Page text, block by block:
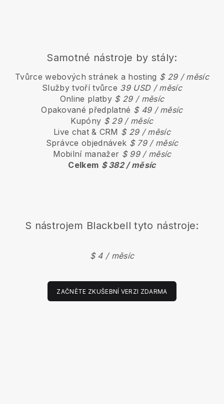
Samotné nástroje by stály:
Tvůrce webových stránek a hosting $ 29 / měsíc
Služby tvoří tvůrce 39 USD / měsíc
Online platby $ 29 / měsíc
Opakované předplatné $ 49 / měsíc
Kupóny $ 29 / měsíc
Live chat & CRM $ 29 / měsíc
Správce objednávek $ 79 / měsíc
Mobilní manažer $ 99 / měsíc
Celkem $ 382 / měsíc
S nástrojem Blackbell tyto nástroje:
$ 4 / měsíc
ZAČNĚTE ZKUŠEBNÍ VERZI ZDARMA